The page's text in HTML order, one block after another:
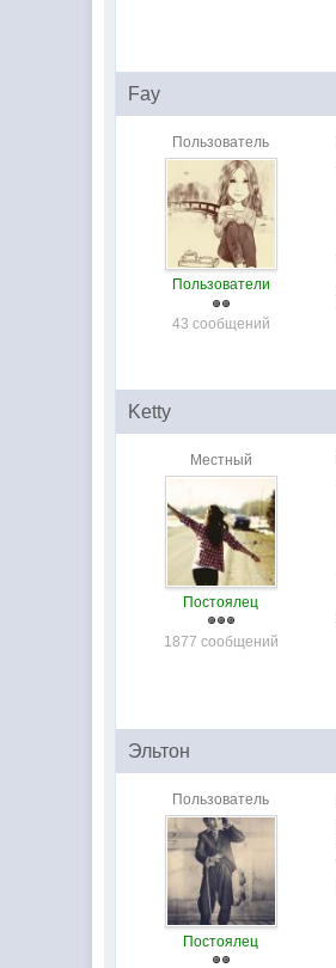
Fay
Пользователь
Пользователи
43 сообщений
Ketty
Местный
Постоялец
1877 сообщений
Эльтон
Пользователь
Постоялец